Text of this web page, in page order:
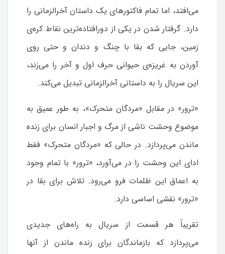
می‌افتد، اما تمام فاکتورهای یک داستان آخرالزمانی را
دارد. گرفتار شدن در یکی از دورافتاده‌ترین نقاط کره‌ی
زمین، جایی که بقا با چنگ و دندان و حتی روی
آوردن به غریزه‌ی حیوانی حرف اول و آخر را می‌زند،
این سریال را به داستانی آخرالزمانی تبدیل می‌کند.
«ترور» در مقابل «مردگان متحرک»، به طور عمیق به
موضوع وحشت ناشی از مرگ و اجبار انسان برای زنده
ماندن می‌پردازد. در حالی که «مردگان متحرک» فقط
ادای این وحشت را در می‌آورد، «ترور» با تمام وجود
به اعماق این ظلمات فرو می‌رود.تلاش برای بقا در
«ترور» نقشی اساسی دارد.
تقریباً هر قسمت از سریال به راه‌های جدیدی
می‌پردازد که بازماندگان برای زنده ماندن از آنها